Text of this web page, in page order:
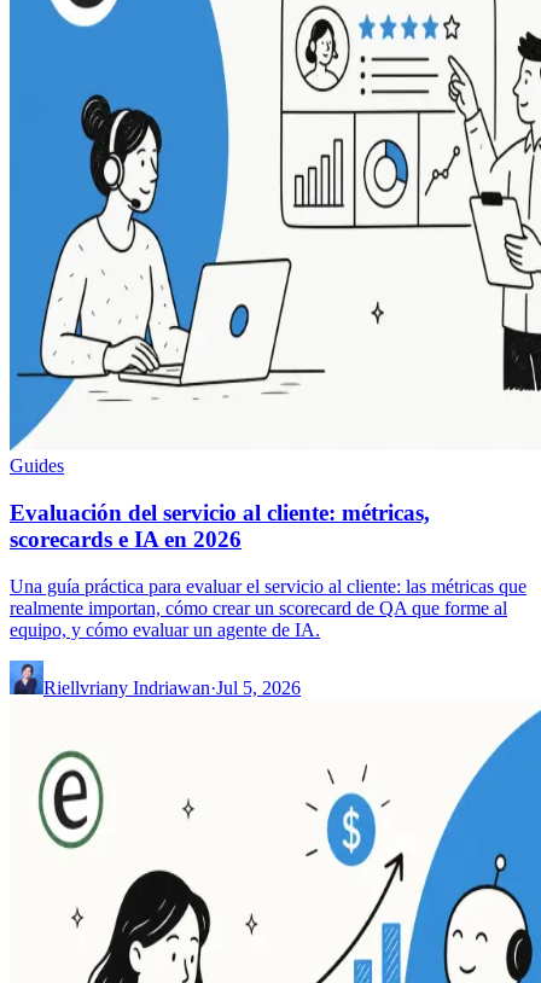
Guides
Evaluación del servicio al cliente: métricas,
scorecards e IA en 2026
Una guía práctica para evaluar el servicio al cliente: las métricas que
realmente importan, cómo crear un scorecard de QA que forme al
equipo, y cómo evaluar un agente de IA.
Riellvriany Indriawan·Jul 5, 2026